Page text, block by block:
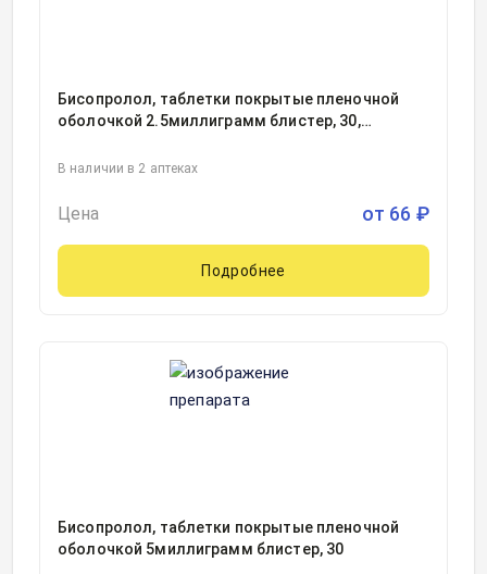
Бисопролол, таблетки покрытые пленочной
оболочкой 2.5миллиграмм блистер, 30,
В наличии в 2 аптеках
Цена от 66 ₽
Подробнее
Бисопролол, таблетки покрытые пленочной
оболочкой 5миллиграмм блистер, 30